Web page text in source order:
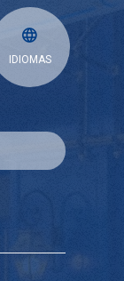
IDIOMAS